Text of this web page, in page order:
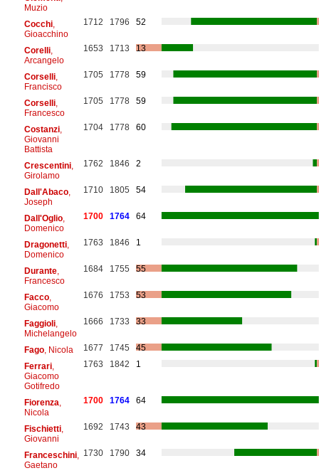
Muzio
Cocchi,
Gioacchino
1712 1796 52
Corelli,
Arcangelo
1653 1713 13
Corselli,
Francisco
1705 1778 59
Corselli,
Francesco
1705 1778 59
Costanzi,
Giovanni
Battista
1704 1778 60
Crescentini,
Girolamo
1762 1846 2
Dall'Abaco,
Joseph
1710 1805 54
Dall'Oglio,
Domenico
1700 1764 64
Dragonetti,
Domenico
1763 1846 1
Durante,
Francesco
1684 1755 55
Facco,
Giacomo
1676 1753 53
Faggioli,
Michelangelo
1666 1733 33
Fago, Nicola 1677 1745
45
Ferrari,
Giacomo
Gotifredo
1763 1842 1
Fiorenza
Nicola
1700 1764 64
Fischietti,
Giovanni
1692 1743 43
Franceschini,
Gaetano
1730 1790 34